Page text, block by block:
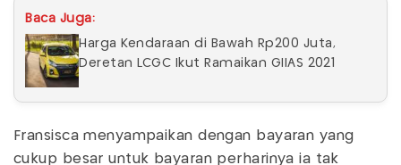
Baca Juga:
Harga Kendaraan di Bawah Rp200 Juta,
Deretan LCGC Ikut Ramaikan GIIAS 2021
Fransisca menyampaikan dengan bayaran yang
cukup besar untuk bayaran perharinya ia tak